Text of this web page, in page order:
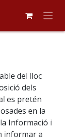
del lloc
dels
es pretén
en la
Informació i
informar a